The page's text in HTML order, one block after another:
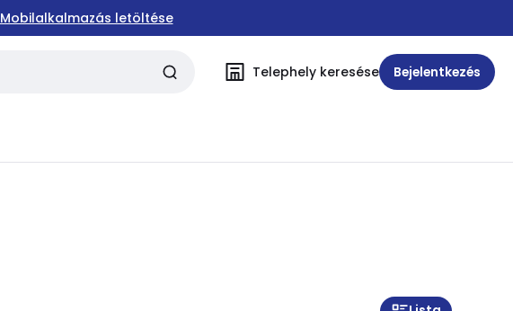
Mobilalkalmazás letöltése
Telephely keresése Bejelentkezés